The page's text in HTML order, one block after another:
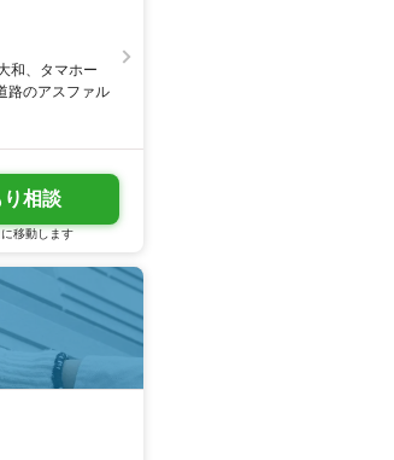
和、タマホー
路のアスファル
相談
移動します